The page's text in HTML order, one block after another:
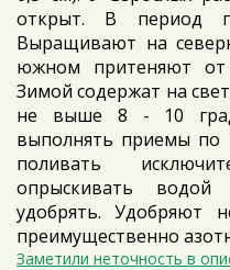
открыт. В период
Выращивают на
южном притеняют от
Зимой содержат на
не выше 8 - 10
выполнять приемы по
поливать
опрыскивать водой
удобрять. Удобряют
преимущественно
Заметили неточность в